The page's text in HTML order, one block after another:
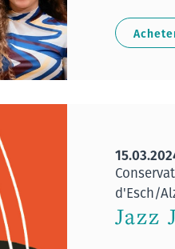
d'Esch/
Jazz